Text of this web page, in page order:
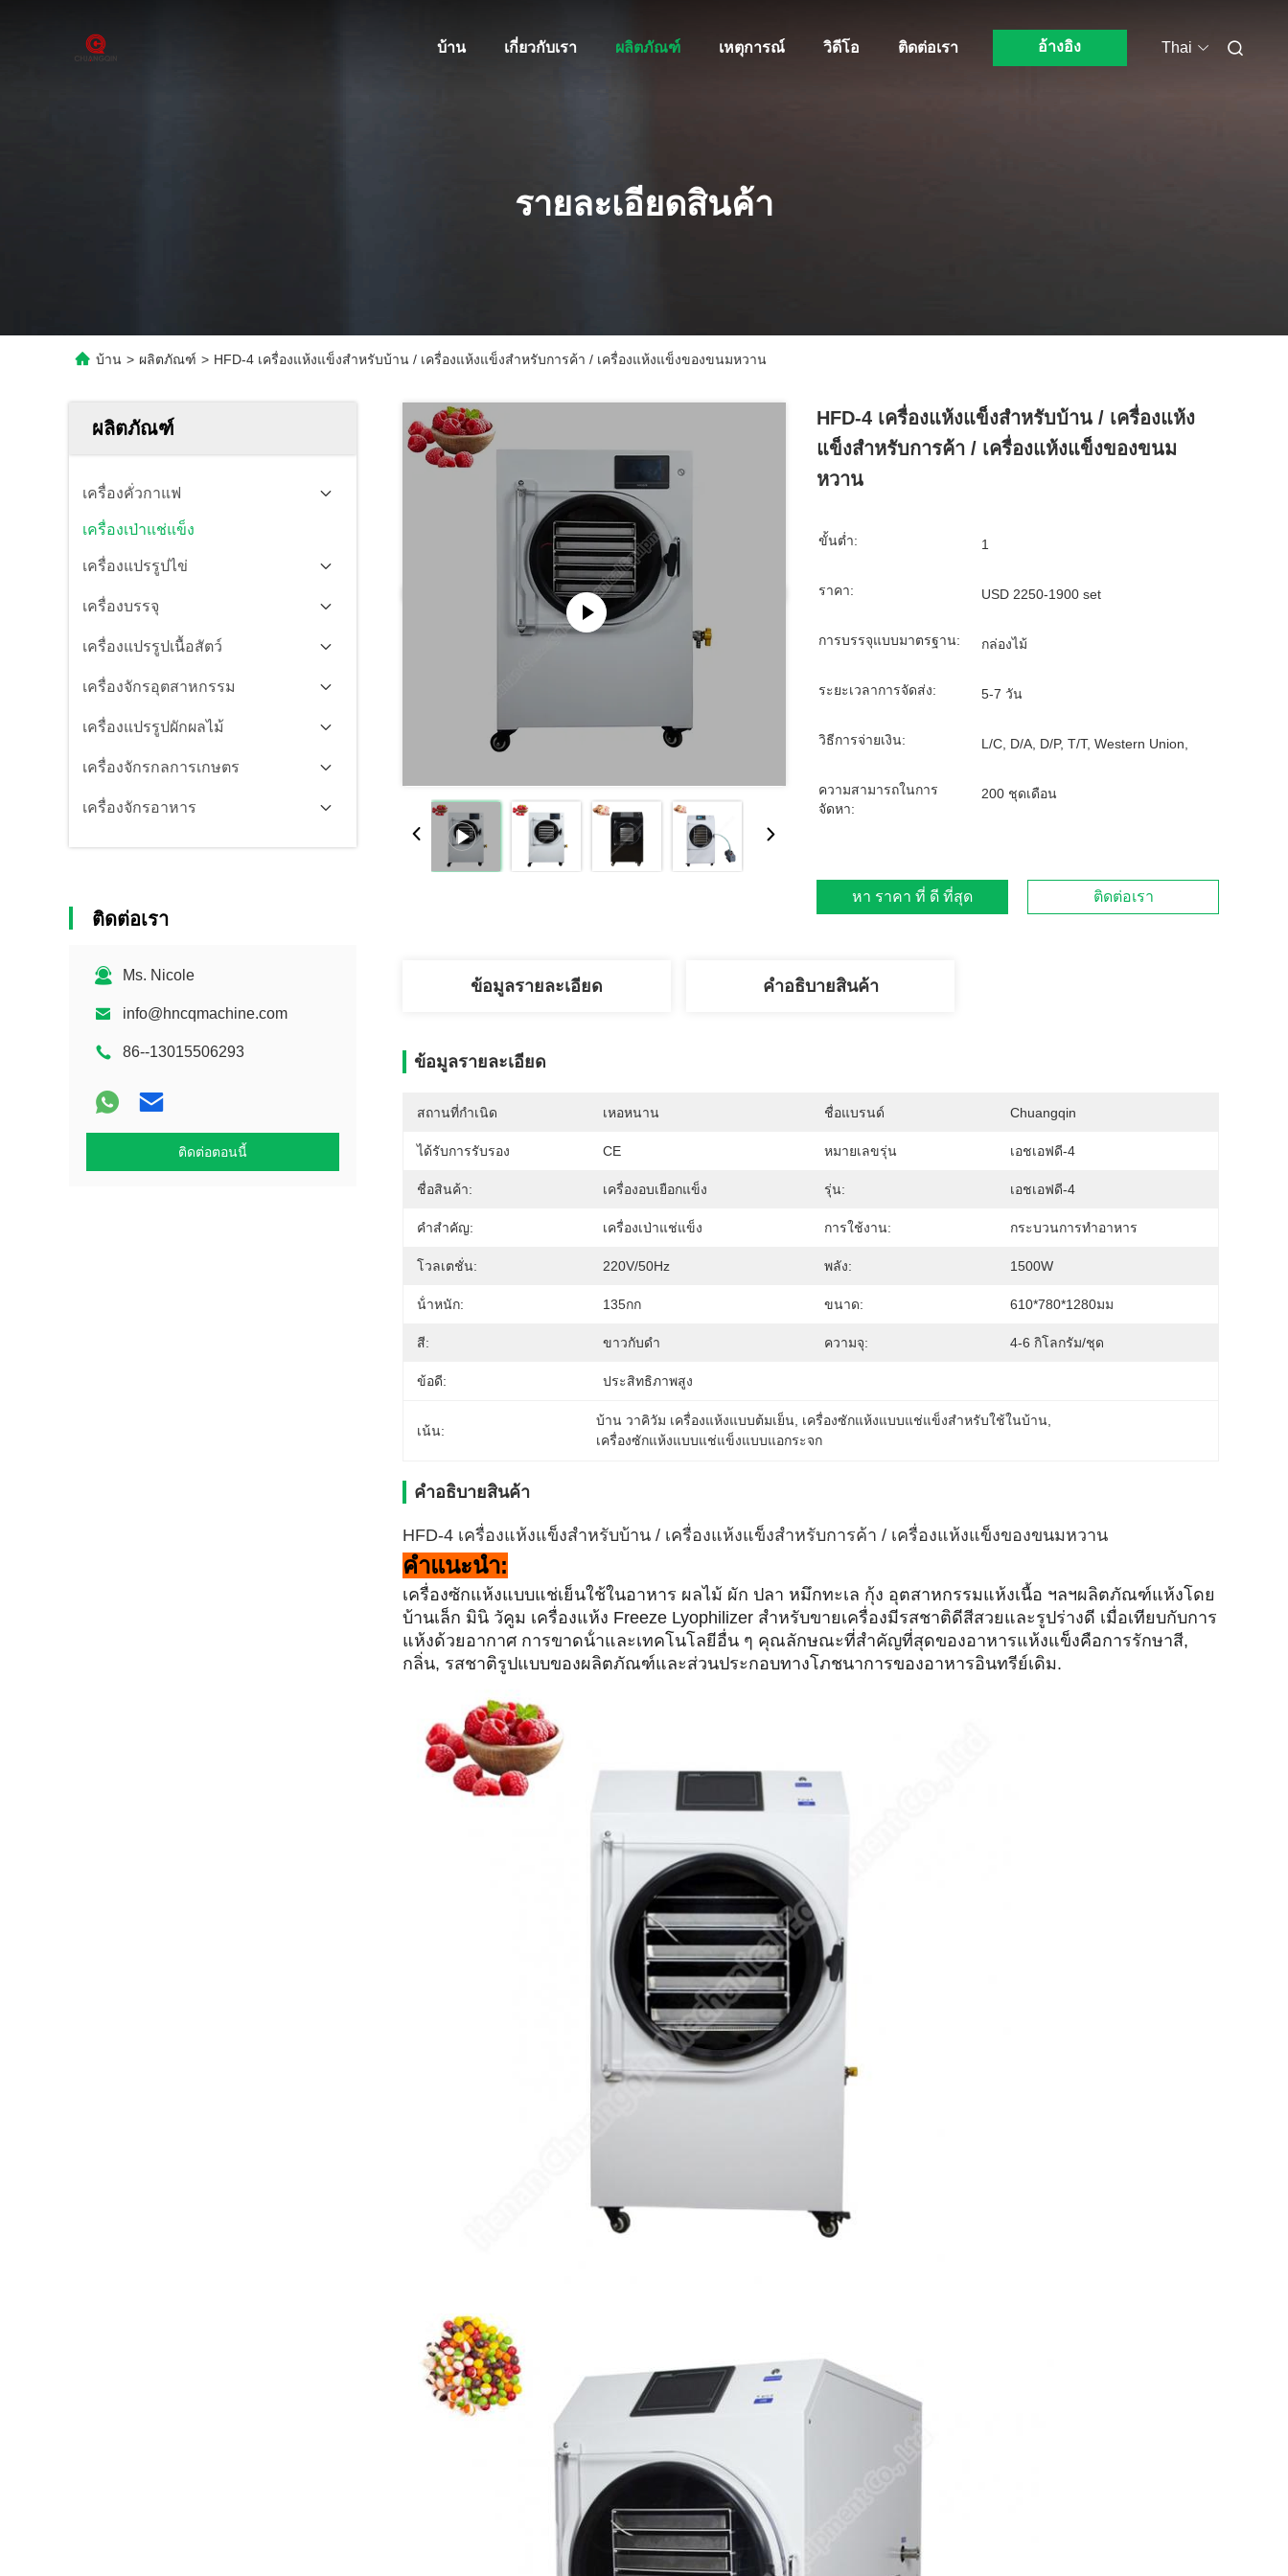
บ้าน เกี่ยวกับเรา ผลิตภัณฑ์ เหตุการณ์ วิดีโอ ติดต่อเรา อ้างอิง Thai
รายละเอียดสินค้า
บ้าน > ผลิตภัณฑ์ > HFD-4 เครื่องแห้งแข็งสําหรับบ้าน / เครื่องแห้งแข็งสําหรับการค้า / เครื่องแห้งแข็งของขนมหวาน
ผลิตภัณฑ์
เครื่องคั่วกาแฟ
เครื่องเป่าแช่แข็ง
เครื่องแปรรูปไข่
เครื่องบรรจุ
เครื่องแปรรูปเนื้อสัตว์
เครื่องจักรอุตสาหกรรม
เครื่องแปรรูปผักผลไม้
เครื่องจักรกลการเกษตร
เครื่องจักรอาหาร
ติดต่อเรา
Ms. Nicole
info@hncqmachine.com
86--13015506293
ติดต่อตอนนี้
HFD-4 เครื่องแห้งแข็งสําหรับบ้าน / เครื่องแห้ง
แข็งสําหรับการค้า / เครื่องแห้งแข็งของขนม
หวาน
ขั้นต่ำ: 1
ราคา: USD 2250-1900 set
การบรรจุแบบมาตรฐาน: กล่องไม้
ระยะเวลาการจัดส่ง: 5-7 วัน
วิธีการจ่ายเงิน: L/C, D/A, D/P, T/T, Western Union,
ความสามารถในการ
จัดหา:
200 ชุดเดือน
หา ราคา ที่ ดี ที่สุด ติดต่อเรา
ข้อมูลรายละเอียด คําอธิบายสินค้า
ข้อมูลรายละเอียด
สถานที่กำเนิด เหอหนาน ชื่อแบรนด์ Chuangqin
ได้รับการรับรอง CE หมายเลขรุ่น เอชเอฟดี-4
ชื่อสินค้า: เครื่องอบเยือกแข็ง รุ่น: เอชเอฟดี-4
คําสําคัญ: เครื่องเป่าแช่แข็ง การใช้งาน: กระบวนการทำอาหาร
โวลเตชั่น: 220V/50Hz พลัง: 1500W
น้ําหนัก: 135กก ขนาด: 610*780*1280มม
สี: ขาวกับดำ ความจุ: 4-6 กิโลกรัม/ชุด
ข้อดี: ประสิทธิภาพสูง
เน้น:
บ้าน วาคิวัม เครื่องแห้งแบบต้มเย็น เครื่องซักแห้งแบบแช่แข็งสําหรับใช้ในบ้าน
เครื่องซักแห้งแบบแช่แข็งแบบแอกระจก
คําอธิบายสินค้า
HFD-4 เครื่องแห้งแข็งสําหรับบ้าน / เครื่องแห้งแข็งสําหรับการค้า / เครื่องแห้งแข็งของขนมหวาน
คําแนะนํา:
เครื่องซักแห้งแบบแช่เย็นใช้ในอาหาร ผลไม้ ผัก ปลา หมึกทะเล กุ้ง อุตสาหกรรมแห้งเนื้อ ฯลฯผลิตภัณฑ์แห้งโดย
บ้านเล็ก มินิ วัคูม เครื่องแห้ง Freeze Lyophilizer สําหรับขายเครื่องมีรสชาติดีสีสวยและรูปร่างดี เมื่อเทียบกับการ
แห้งด้วยอากาศ การขาดน้ําและเทคโนโลยีอื่น ๆ คุณลักษณะที่สําคัญที่สุดของอาหารแห้งแข็งคือการรักษาสี,
กลิ่น, รสชาติรูปแบบของผลิตภัณฑ์และส่วนประกอบทางโภชนาการของอาหารอินทรีย์เดิม.